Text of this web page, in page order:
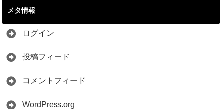
メタ情報
ログイン
投稿フィード
コメントフィード
WordPress.org